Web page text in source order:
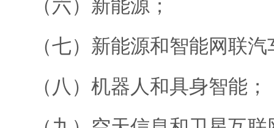
（六）新能源；
（七）新能源和智能网联汽
（八）机器人和具身智能；